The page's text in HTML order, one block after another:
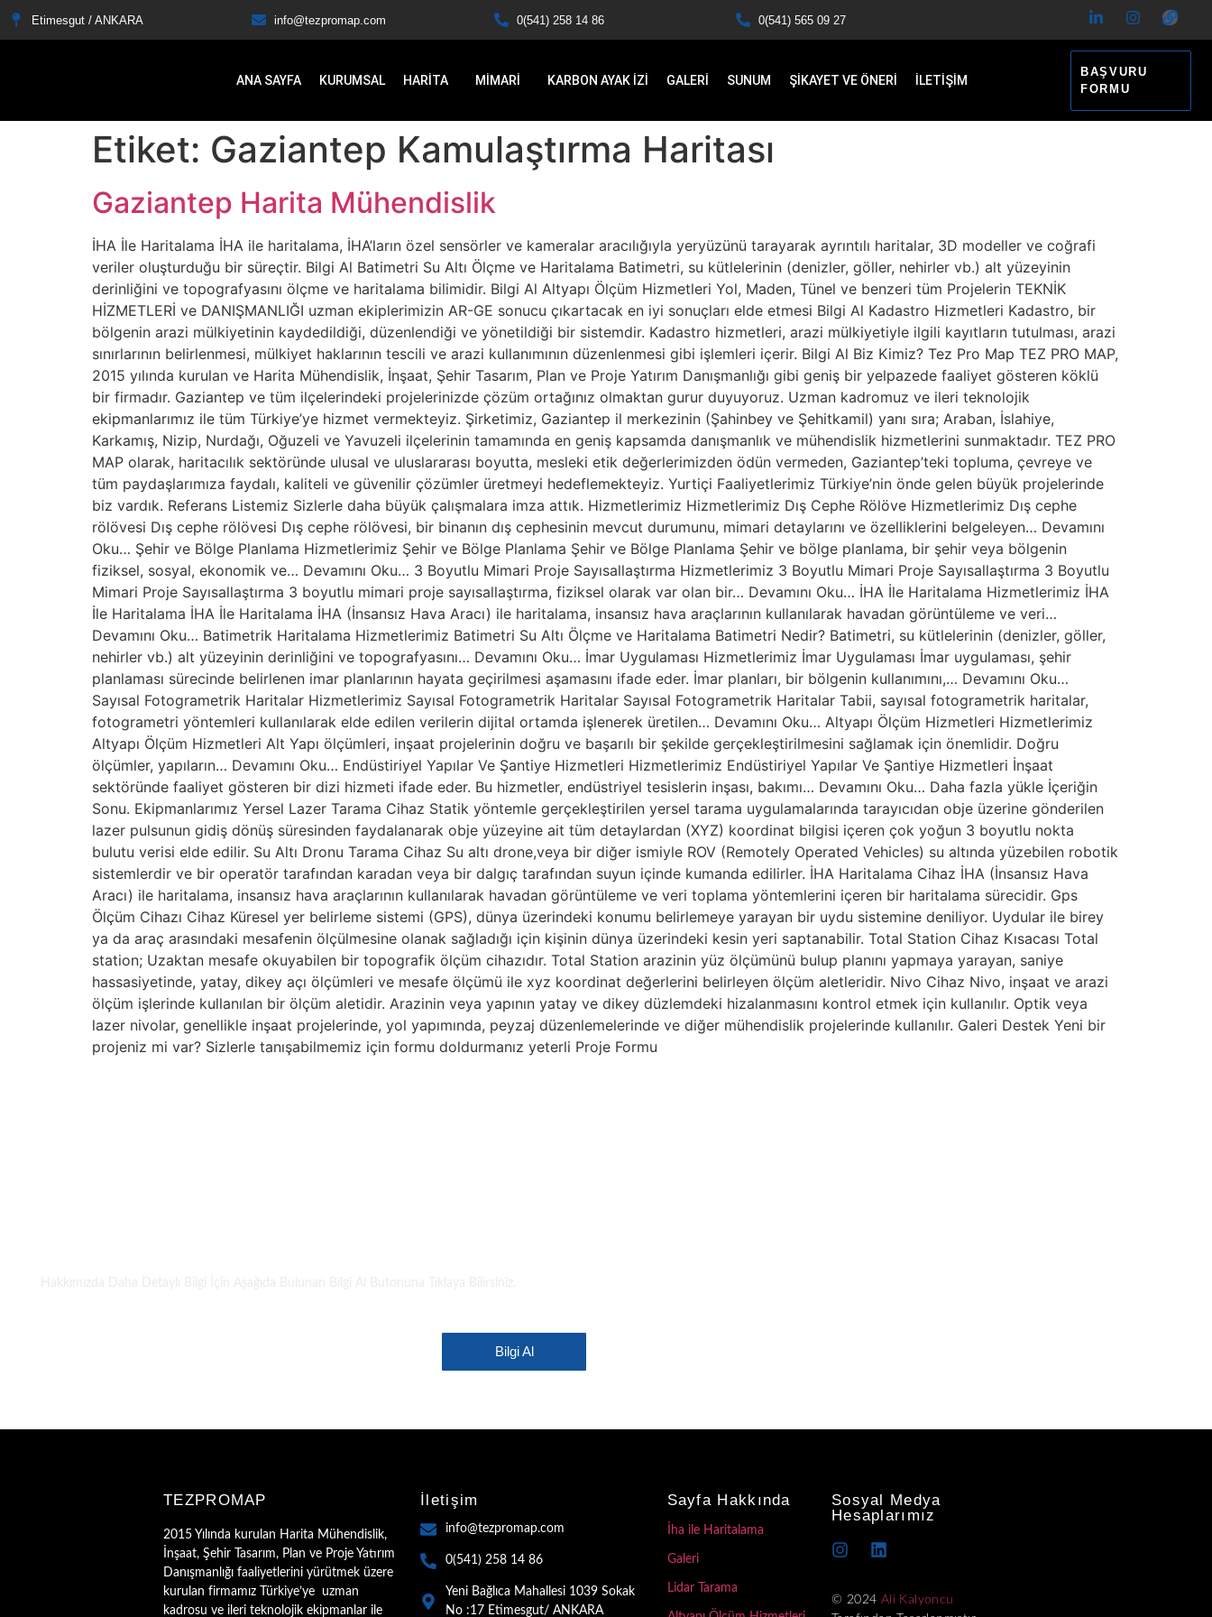
Etimesgut / ANKARA info@tezpromap.com 0(541) 258 14 86 0(541) 565 09 27
ANA SAYFA KURUMSAL HARİTA MİMARİ KARBON AYAK İZİ GALERİ SUNUM ŞİKAYET VE ÖNERİ İLETİŞİM
BAŞVURU
FORMU
Etiket: Gaziantep Kamulaştırma Haritası
Gaziantep Harita Mühendislik
İHA İle Haritalama İHA ile haritalama, İHA’ların özel sensörler ve kameralar aracılığıyla yeryüzünü tarayarak ayrıntılı haritalar, 3D modeller ve coğrafi
veriler oluşturduğu bir süreçtir. Bilgi Al Batimetri Su Altı Ölçme ve Haritalama Batimetri, su kütlelerinin (denizler, göller, nehirler vb.) alt yüzeyinin
derinliğini ve topografyasını ölçme ve haritalama bilimidir. Bilgi Al Altyapı Ölçüm Hizmetleri Yol, Maden, Tünel ve benzeri tüm Projelerin TEKNİK
HİZMETLERİ ve DANIŞMANLIĞI uzman ekiplerimizin AR-GE sonucu çıkartacak en iyi sonuçları elde etmesi Bilgi Al Kadastro Hizmetleri Kadastro, bir
bölgenin arazi mülkiyetinin kaydedildiği, düzenlendiği ve yönetildiği bir sistemdir. Kadastro hizmetleri, arazi mülkiyetiyle ilgili kayıtların tutulması, arazi
sınırlarının belirlenmesi, mülkiyet haklarının tescili ve arazi kullanımının düzenlenmesi gibi işlemleri içerir. Bilgi Al Biz Kimiz? Tez Pro Map TEZ PRO MAP,
2015 yılında kurulan ve Harita Mühendislik, İnşaat, Şehir Tasarım, Plan ve Proje Yatırım Danışmanlığı gibi geniş bir yelpazede faaliyet gösteren köklü
bir firmadır. Gaziantep ve tüm ilçelerindeki projelerinizde çözüm ortağınız olmaktan gurur duyuyoruz. Uzman kadromuz ve ileri teknolojik
ekipmanlarımız ile tüm Türkiye’ye hizmet vermekteyiz. Şirketimiz, Gaziantep il merkezinin (Şahinbey ve Şehitkamil) yanı sıra; Araban, İslahiye,
Karkamış, Nizip, Nurdağı, Oğuzeli ve Yavuzeli ilçelerinin tamamında en geniş kapsamda danışmanlık ve mühendislik hizmetlerini sunmaktadır. TEZ PRO
MAP olarak, haritacılık sektöründe ulusal ve uluslararası boyutta, mesleki etik değerlerimizden ödün vermeden, Gaziantep’teki topluma, çevreye ve
tüm paydaşlarımıza faydalı, kaliteli ve güvenilir çözümler üretmeyi hedeflemekteyiz. Yurtiçi Faaliyetlerimiz Türkiye’nin önde gelen büyük projelerinde
biz vardık. Referans Listemiz Sizlerle daha büyük çalışmalara imza attık. Hizmetlerimiz Hizmetlerimiz Dış Cephe Rölöve Hizmetlerimiz Dış cephe
rölövesi Dış cephe rölövesi Dış cephe rölövesi, bir binanın dış cephesinin mevcut durumunu, mimari detaylarını ve özelliklerini belgeleyen… Devamını
Oku… Şehir ve Bölge Planlama Hizmetlerimiz Şehir ve Bölge Planlama Şehir ve Bölge Planlama Şehir ve bölge planlama, bir şehir veya bölgenin
fiziksel, sosyal, ekonomik ve… Devamını Oku… 3 Boyutlu Mimari Proje Sayısallaştırma Hizmetlerimiz 3 Boyutlu Mimari Proje Sayısallaştırma 3 Boyutlu
Mimari Proje Sayısallaştırma 3 boyutlu mimari proje sayısallaştırma, fiziksel olarak var olan bir… Devamını Oku… İHA İle Haritalama Hizmetlerimiz İHA
İle Haritalama İHA İle Haritalama İHA (İnsansız Hava Aracı) ile haritalama, insansız hava araçlarının kullanılarak havadan görüntüleme ve veri…
Devamını Oku… Batimetrik Haritalama Hizmetlerimiz Batimetri Su Altı Ölçme ve Haritalama Batimetri Nedir? Batimetri, su kütlelerinin (denizler, göller,
nehirler vb.) alt yüzeyinin derinliğini ve topografyasını… Devamını Oku… İmar Uygulaması Hizmetlerimiz İmar Uygulaması İmar uygulaması, şehir
planlaması sürecinde belirlenen imar planlarının hayata geçirilmesi aşamasını ifade eder. İmar planları, bir bölgenin kullanımını,… Devamını Oku…
Sayısal Fotogrametrik Haritalar Hizmetlerimiz Sayısal Fotogrametrik Haritalar Sayısal Fotogrametrik Haritalar Tabii, sayısal fotogrametrik haritalar,
fotogrametri yöntemleri kullanılarak elde edilen verilerin dijital ortamda işlenerek üretilen… Devamını Oku… Altyapı Ölçüm Hizmetleri Hizmetlerimiz
Altyapı Ölçüm Hizmetleri Alt Yapı ölçümleri, inşaat projelerinin doğru ve başarılı bir şekilde gerçekleştirilmesini sağlamak için önemlidir. Doğru
ölçümler, yapıların… Devamını Oku… Endüstiriyel Yapılar Ve Şantiye Hizmetleri Hizmetlerimiz Endüstiriyel Yapılar Ve Şantiye Hizmetleri İnşaat
sektöründe faaliyet gösteren bir dizi hizmeti ifade eder. Bu hizmetler, endüstriyel tesislerin inşası, bakımı… Devamını Oku… Daha fazla yükle İçeriğin
Sonu. Ekipmanlarımız Yersel Lazer Tarama Cihaz Statik yöntemle gerçekleştirilen yersel tarama uygulamalarında tarayıcıdan obje üzerine gönderilen
lazer pulsunun gidiş dönüş süresinden faydalanarak obje yüzeyine ait tüm detaylardan (XYZ) koordinat bilgisi içeren çok yoğun 3 boyutlu nokta
bulutu verisi elde edilir. Su Altı Dronu Tarama Cihaz Su altı drone,veya bir diğer ismiyle ROV (Remotely Operated Vehicles) su altında yüzebilen robotik
sistemlerdir ve bir operatör tarafından karadan veya bir dalgıç tarafından suyun içinde kumanda edilirler. İHA Haritalama Cihaz İHA (İnsansız Hava
Aracı) ile haritalama, insansız hava araçlarının kullanılarak havadan görüntüleme ve veri toplama yöntemlerini içeren bir haritalama sürecidir. Gps
Ölçüm Cihazı Cihaz Küresel yer belirleme sistemi (GPS), dünya üzerindeki konumu belirlemeye yarayan bir uydu sistemine deniliyor. Uydular ile birey
ya da araç arasındaki mesafenin ölçülmesine olanak sağladığı için kişinin dünya üzerindeki kesin yeri saptanabilir. Total Station Cihaz Kısacası Total
station; Uzaktan mesafe okuyabilen bir topografik ölçüm cihazıdır. Total Station arazinin yüz ölçümünü bulup planını yapmaya yarayan, saniye
hassasiyetinde, yatay, dikey açı ölçümleri ve mesafe ölçümü ile xyz koordinat değerlerini belirleyen ölçüm aletleridir. Nivo Cihaz Nivo, inşaat ve arazi
ölçüm işlerinde kullanılan bir ölçüm aletidir. Arazinin veya yapının yatay ve dikey düzlemdeki hizalanmasını kontrol etmek için kullanılır. Optik veya
lazer nivolar, genellikle inşaat projelerinde, yol yapımında, peyzaj düzenlemelerinde ve diğer mühendislik projelerinde kullanılır. Galeri Destek Yeni bir
projeniz mi var? Sizlerle tanışabilmemiz için formu doldurmanız yeterli Proje Formu
Bilgi Al
TEZPROMAP
2015 Yılında kurulan Harita Mühendislik,
İnşaat, Şehir Tasarım, Plan ve Proje Yatırım
Danışmanlığı faaliyetlerini yürütmek üzere
kurulan firmamız Türkiye’ye uzman
kadrosu ve ileri teknolojik ekipmanlar ile
İletişim
info@tezpromap.com
0(541) 258 14 86
Yeni Bağlıca Mahallesi 1039 Sokak
No :17 Etimesgut/ ANKARA
Sayfa Hakkında
İha ile Haritalama
Galeri
Lidar Tarama
Sosyal Medya
Hesaplarımız
© 2024 Ali Kalyoncu